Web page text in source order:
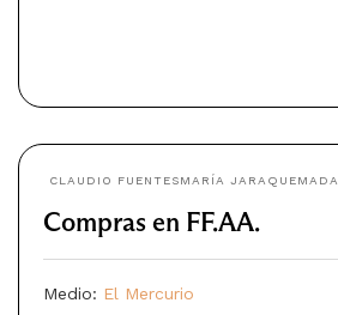
CLAUDIO FUENTESMARÍA JARAQUEMADA
Compras en FF.AA.
Medio: El Mercurio